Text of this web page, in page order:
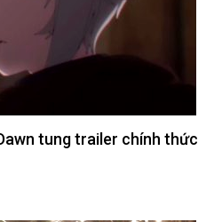
tung trailer chính thức